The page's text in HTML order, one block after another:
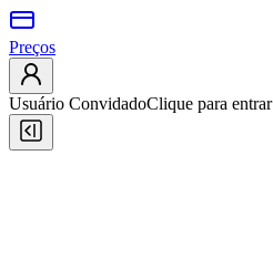
Preços
Usuário ConvidadoClique para entrar